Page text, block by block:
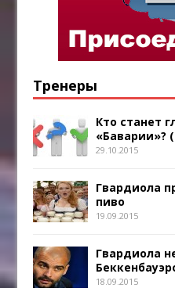
Тренеры
Кто станет
«Баварии»?
29.10.2015
Гвардиола
пиво
19.09.2015
Гвардиола
18.09.2015